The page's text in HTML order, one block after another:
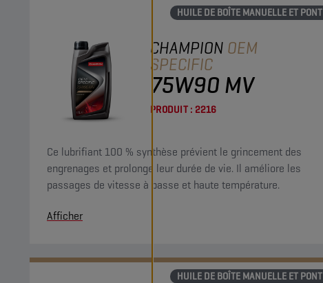
HUILE DE BOÎTE MANUELLE ET PONT
CHAMPION OEM
SPECIFIC
75W90 MV
PRODUIT : 2216
Ce lubrifiant 100 % synthèse prévient le grincement des
engrenages et prolonge leur durée de vie. Il améliore les
passages de vitesse à basse et haute température.
Afficher
HUILE DE BOÎTE MANUELLE ET PONT